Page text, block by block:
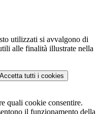
utilizzati si avvalgono di
alle finalità illustrate nella
Accetta tutti i cookies
quali cookie consentire.
il funzionamento della